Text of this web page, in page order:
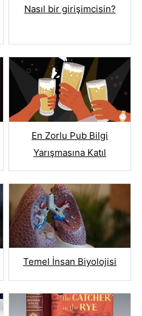
Nasıl bir girişimcisin?
En Zorlu Pub Bilgi
Yarışmasına Katıl
Temel İnsan Biyolojisi